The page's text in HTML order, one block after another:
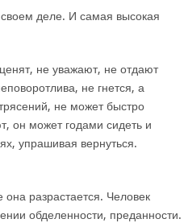
деле. И самая высокая
не уважают, не отдают
не гнется, а
не может быстро
он может годами сидеть и
упрашивая вернуться.
разрастается. Человек
обделенности, преданности.